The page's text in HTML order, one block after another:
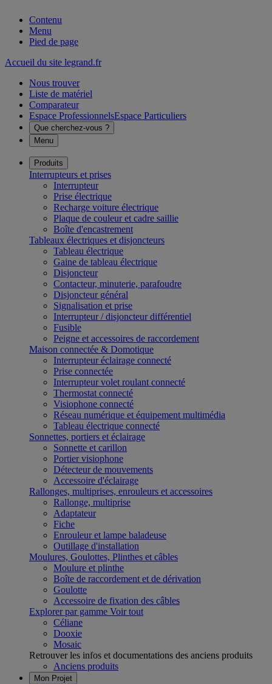
Contenu
Menu
Pied de page
Accueil du site legrand.fr
Nous trouver
Liste de matériel
Comparateur
Espace ProfessionnelsEspace Particuliers
Que cherchez-vous ?
Menu
Produits
Interrupteurs et prises
Interrupteur
Prise électrique
Recharge voiture électrique
Plaque de couleur et cadre saillie
Boîte d'encastrement
Tableaux électriques et disjoncteurs
Tableau électrique
Gaine de tableau électrique
Disjoncteur
Contacteur, minuterie, parafoudre
Disjoncteur général
Signalisation et prise
Interrupteur / disjoncteur différentiel
Fusible
Peigne et accessoires de raccordement
Maison connectée & Domotique
Interrupteur éclairage connecté
Prise connectée
Interrupteur volet roulant connecté
Thermostat connecté
Visiophone connecté
Réseau numérique et équipement multimédia
Tableau électrique connecté
Sonnettes, portiers et éclairage
Sonnette et carillon
Portier visiophone
Détecteur de mouvements
Accessoire d'éclairage
Rallonges, multiprises, enrouleurs et accessoires
Rallonge, multiprise
Adaptateur
Fiche
Enrouleur et lampe baladeuse
Outillage d'installation
Moulures, Goulottes, Plinthes et câbles
Moulure et plinthe
Boîte de raccordement et de dérivation
Goulotte
Accessoire de fixation des câbles
Explorer par gamme Voir tout
Céliane
Dooxie
Mosaic
Retrouver les infos et documentations des anciens produits
Anciens produits
Mon Projet